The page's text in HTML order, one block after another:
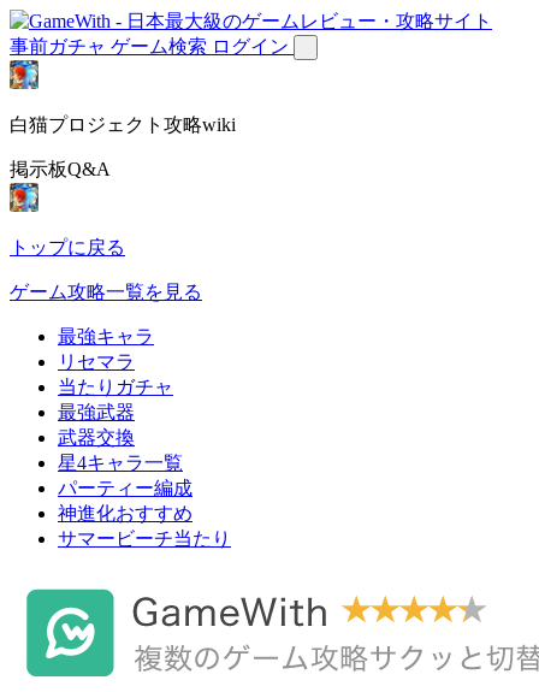
事前ガチャ ゲーム検索 ログイン
白猫プロジェクト攻略wiki
掲示板Q&A
トップに戻る
ゲーム攻略一覧を見る
最強キャラ
リセマラ
当たりガチャ
最強武器
武器交換
星4キャラ一覧
パーティー編成
神進化おすすめ
サマービーチ当たり